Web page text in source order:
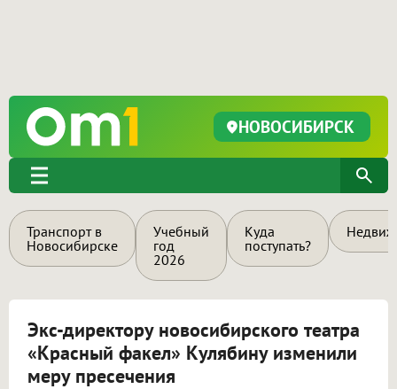
НОВОСИБИРСК
Транспорт в
Новосибирске
Учебный
год
2026
Куда
поступать?
Экс-директору новосибирского театра
«Красный факел» Кулябину изменили
меру пресечения